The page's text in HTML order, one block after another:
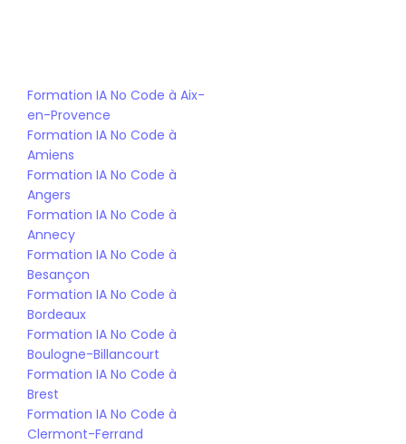
Formation IA No Code à Aix-
en-Provence
Formation IA No Code à
Amiens
Formation IA No Code à
Angers
Formation IA No Code à
Annecy
Formation IA No Code à
Besançon
Formation IA No Code à
Bordeaux
Formation IA No Code à
Boulogne-Billancourt
Formation IA No Code à
Brest
Formation IA No Code à
Clermont-Ferrand